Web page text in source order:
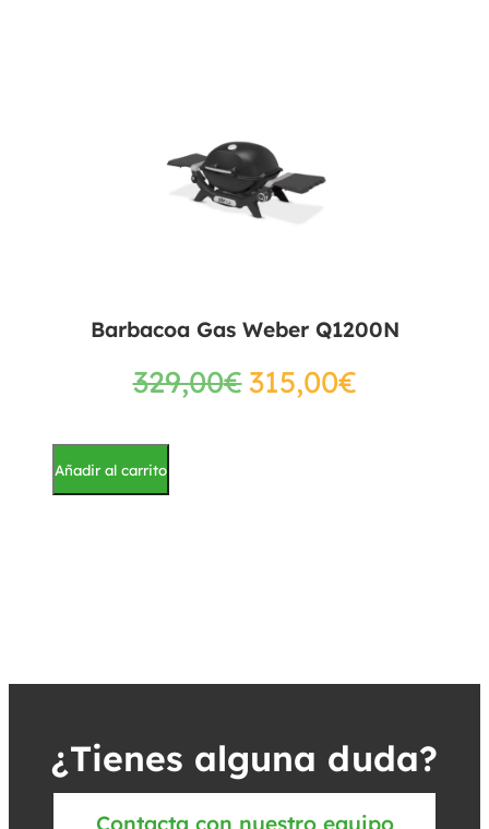
Barbacoa Gas Weber Q1200N
329,00€315,00€
Añadir al carrito
¿Tienes alguna duda?
Contacta con nuestro equipo